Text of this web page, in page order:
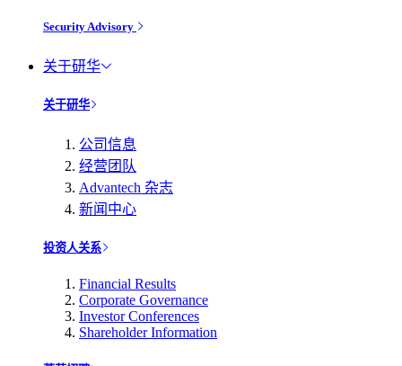
Security Advisory
关于研华
关于研华
公司信息
经营团队
Advantech 杂志
新闻中心
投资人关系
Financial Results
Corporate Governance
Investor Conferences
Shareholder Information